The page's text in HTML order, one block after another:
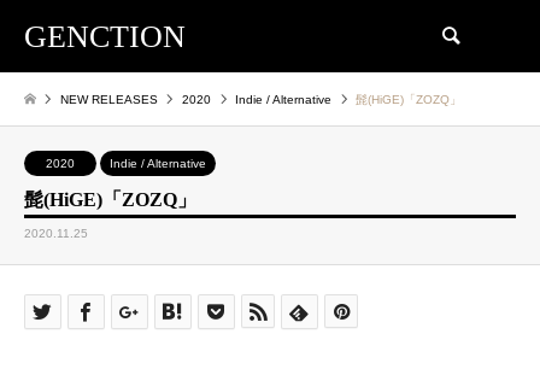
GENCTION
NEW RELEASES 2020 Indie / Alternative 髭(HiGE)「ZOZQ」
2020 Indie / Alternative
髭(HiGE)「ZOZQ」
2020.11.25